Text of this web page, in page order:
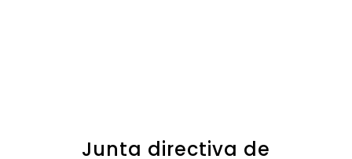
Junta directiva de